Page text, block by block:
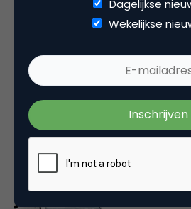
Gerelateerde artikelen
Durk Bosma
Roel
Dagelijkse
Wekelijkse